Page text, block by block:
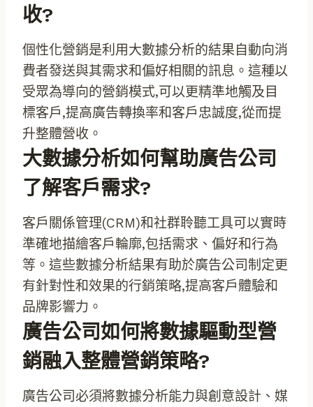
收?
個性化營銷是利用大數據分析的結果自動向消
費者發送與其需求和偏好相關的訊息。這種以
受眾為導向的營銷模式,可以更精準地觸及目
標客戶,提高廣告轉換率和客戶忠誠度,從而提
升整體營收。
大數據分析如何幫助廣告公司
了解客戶需求?
客戶關係管理(CRM)和社群聆聽工具可以實時
準確地描繪客戶輪廓,包括需求、偏好和行為
等。這些數據分析結果有助於廣告公司制定更
有針對性和效果的行銷策略,提高客戶體驗和
品牌影響力。
廣告公司如何將數據驅動型營
銷融入整體營銷策略?
廣告公司必須將數據分析能力與創意設計、媒